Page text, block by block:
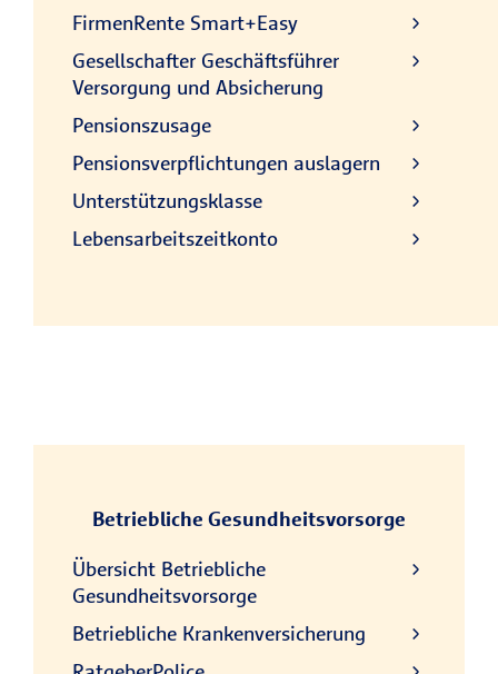
FirmenRente Smart+Easy
Gesellschafter Geschäftsführer
Versorgung und Absicherung
Pensionszusage
Pensionsverpflichtungen auslagern
Unterstützungsklasse
Lebensarbeitszeitkonto
Betriebliche Gesundheitsvorsorge
Übersicht Betriebliche
Gesundheitsvorsorge
Betriebliche Krankenversicherung